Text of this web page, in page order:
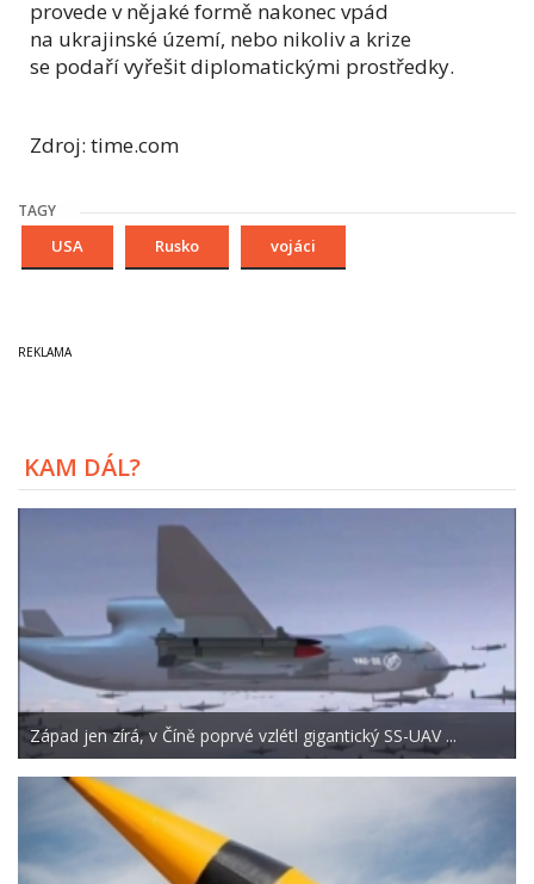
provede v nějaké formě nakonec vpád
na ukrajinské území, nebo nikoliv a krize
se podaří vyřešit diplomatickými prostředky.
Zdroj: time.com
TAGY
USA Rusko vojáci
KAM DÁL?
Západ jen zírá, v Číně poprvé vzlétl gigantický SS-UAV ...